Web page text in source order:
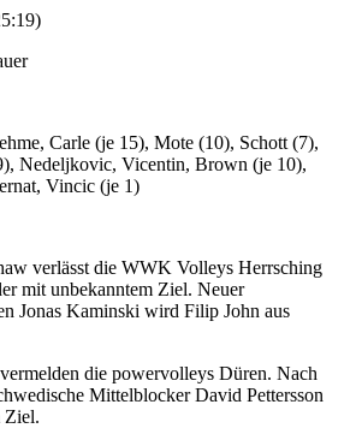
Carle (je 15), Mote (10), Schott (7),
Nedeljkovic, Vicentin, Brown (je 10),
Vincic (je 1)
verlässt die WWK Volleys Herrsching
mit unbekanntem Ziel. Neuer
Jonas Kaminski wird Filip John aus
die powervolleys Düren. Nach
Mittelblocker David Pettersson
Ziel.